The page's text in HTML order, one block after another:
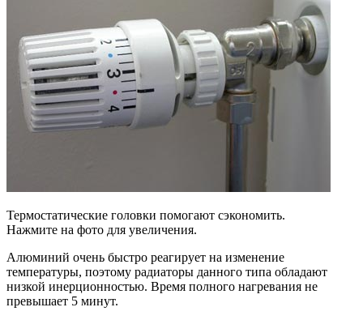
Термостатические головки помогают сэкономить.
Нажмите на фото для увеличения.
Алюминий очень быстро реагирует на изменение
температуры, поэтому радиаторы данного типа обладают
низкой инерционностью. Время полного нагревания не
превышает 5 минут.